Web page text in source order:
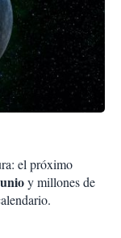
el próximo
y millones de